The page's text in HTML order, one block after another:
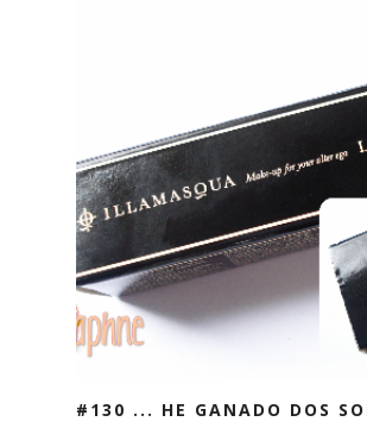
#130 ... HE GANADO DOS